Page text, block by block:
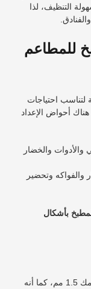
التنظيف، لذا
للمطاعم
احتياجات
أحواض الإعداد
والأدوات والخضار
والفواكه وتحضير
بأشكال
والذي يتميز بانه مُصنع من الاستانلس ستيل بسمك 1.5 مم، كما أنه